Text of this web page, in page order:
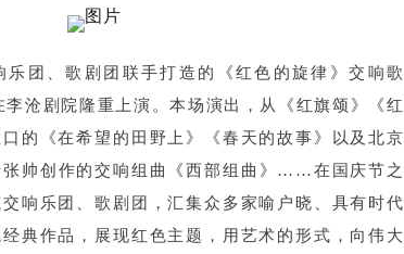
乐团、歌剧团联手打造的《红色的旋律》交响歌
沧剧院隆重上演。本场演出，从《红旗颂》《红
的《在希望的田野上》《春天的故事》以及北京
帅创作的交响组曲《西部组曲》……在国庆节之
响乐团、歌剧团，汇集众多家喻户晓、具有时代
典作品，展现红色主题，用艺术的形式，向伟大